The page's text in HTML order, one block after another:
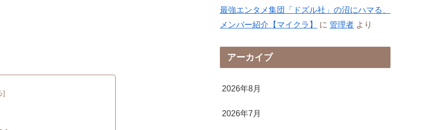
最強エンタメ集団「ドズル社」の沼にハマる、
メンバー紹介【マイクラ】
に 管理者 より
アーカイブ
2026年8月
2026年7月